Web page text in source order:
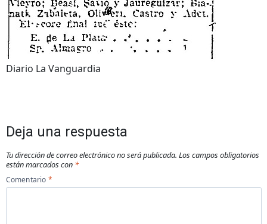
Diario La Vanguardia
Deja una respuesta
Tu dirección de correo electrónico no será publicada. Los campos obligatorios
están marcados con *
Comentario *